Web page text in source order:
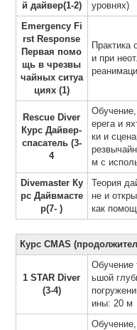
й дайвер(1-2)
уровнях)
Emergency Fi
rst Response
Первая помо
щь в чрезвы
чайных ситуа
циях (1)
Практика
и при
Rescue Diver
Курс Дайвер-
спасатель (3-
4
ерега и
ки и
м с
Divemaster Ку
рс Дайвмасте
р(7- )
Теория
не и
как
Курс CMAS
1 STAR Diver
(3-4)
Обучение
ьшой
ины: 20 м